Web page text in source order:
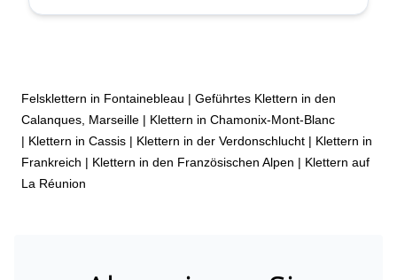
Felsklettern in Fontainebleau | Geführtes Klettern in den
Calanques, Marseille | Klettern in Chamonix-Mont-Blanc
| Klettern in Cassis | Klettern in der Verdonschlucht | Klettern in
Frankreich | Klettern in den Französischen Alpen | Klettern auf
La Réunion